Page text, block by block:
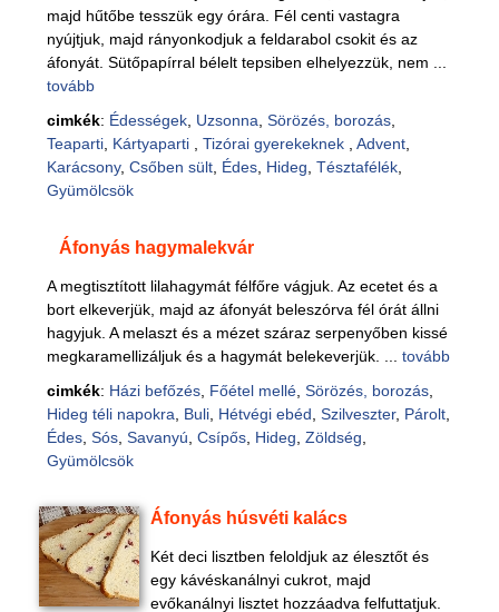
majd hűtőbe tesszük egy órára. Fél centi vastagra
nyújtjuk, majd rányonkodjuk a feldarabol csokit és az
áfonyát. Sütőpapírral bélelt tepsiben elhelyezzük, nem ...
tovább
cimkék: Édességek, Uzsonna Sörözés, borozás,
Teaparti, Kártyaparti Tizórai gyerekeknek Advent,
Karácsony, Csőben sült, Édes, Hideg Tésztafélék,
Gyümölcsök
Áfonyás hagymalekvár
A megtisztított lilahagymát félfőre vágjuk. Az ecetet és a
bort elkeverjük, majd az áfonyát beleszórva fél órát állni
hagyjuk. A melaszt és a mézet száraz serpenyőben kissé
megkaramellizáljuk és a hagymát belekeverjük. ... tovább
cimkék: Házi befőzés, Főétel mellé, Sörözés, borozás,
Hideg téli napokra
Buli, Hétvégi ebéd Szilveszter, Párolt,
Édes, Sós, Savanyú Csípős, Hideg Zöldség
Gyümölcsök
Áfonyás húsvéti kalács
Két deci lisztben feloldjuk az élesztőt és
egy kávéskanálnyi cukrot, majd
evőkanálnyi lisztet hozzáadva felfuttatjuk.